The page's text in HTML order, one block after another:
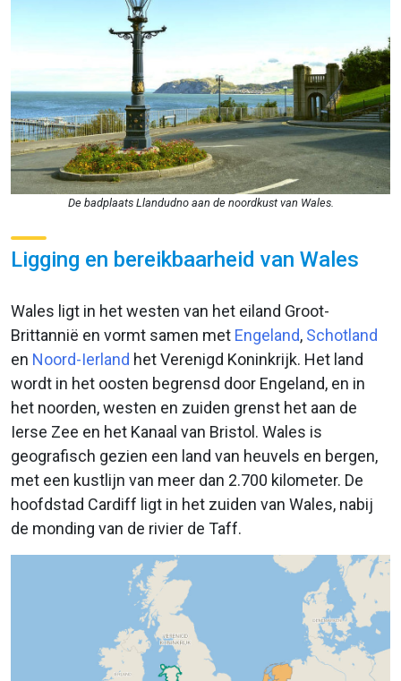
De badplaats Llandudno aan de noordkust van Wales.
Ligging en bereikbaarheid van Wales
Wales ligt in het westen van het eiland Groot-
Brittannië en vormt samen met Engeland, Schotland
en Noord-Ierland het Verenigd Koninkrijk. Het land
wordt in het oosten begrensd door Engeland, en in
het noorden, westen en zuiden grenst het aan de
Ierse Zee en het Kanaal van Bristol. Wales is
geografisch gezien een land van heuvels en bergen,
met een kustlijn van meer dan 2.700 kilometer. De
hoofdstad Cardiff ligt in het zuiden van Wales, nabij
de monding van de rivier de Taff.